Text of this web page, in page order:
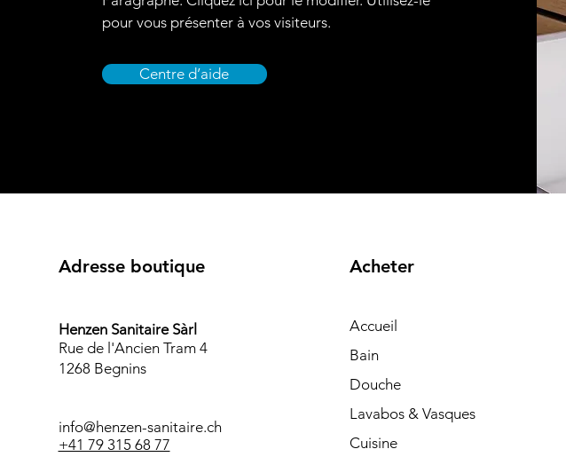
pour vous présenter à vos visiteurs.
Centre d’aide
Adresse boutique
Henzen Sanitaire Sàrl
Rue de l'Ancien Tram 4
1268 Begnins
info@henzen-sanitaire.ch
+41 79 315 68 77
Acheter
Accueil
Bain
Douche
Lavabos & Vasques
Cuisine